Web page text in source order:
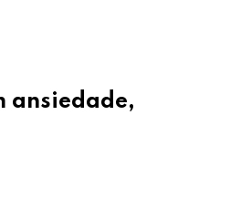
ansiedade,